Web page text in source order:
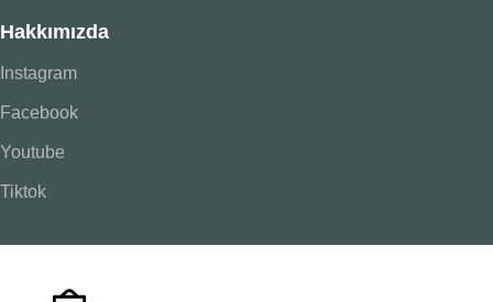
Hakkımızda
Instagram
Facebook
Youtube
Tiktok